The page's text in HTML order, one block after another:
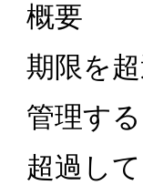
概要
期限を
管理す
超過し